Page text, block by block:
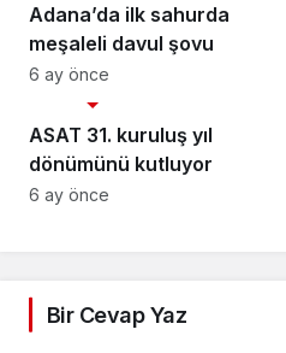
Adana’da ilk sahurda
meşaleli davul şovu
6 ay önce
ASAT 31. kuruluş yıl
dönümünü kutluyor
Uncategorized
6 ay önce
Bir Cevap Yaz